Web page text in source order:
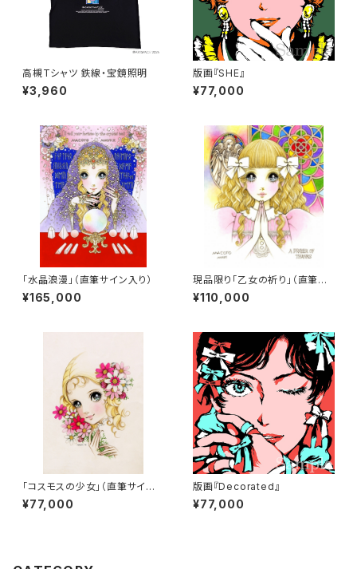
高槻Tシャツ 鉄線・宝鏡照明
¥3,960
版画『SHE』
¥77,000
「水晶浪漫」（直筆サイン入り）
¥165,000
現品限り「乙女の祈り」（直筆サ
イン入り）
¥110,000
「コスモスの少女」（直筆サイン
入り）
¥77,000
版画『Decorated』
¥77,000